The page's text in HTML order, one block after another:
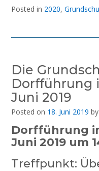
Posted in 2020,
Die
Dorfführung
Juni 2019
Posted on 18. Juni 2019 by
Dorfführung
Juni 2019 um
Treffpunkt: